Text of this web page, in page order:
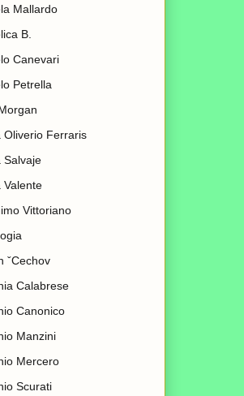
Mallardo
B.
Canevari
Petrella
Oliverio Ferraris
Salvaje
Valente
Vittoriano
ˇCechov
Calabrese
Canonico
Manzini
Mercero
Scurati